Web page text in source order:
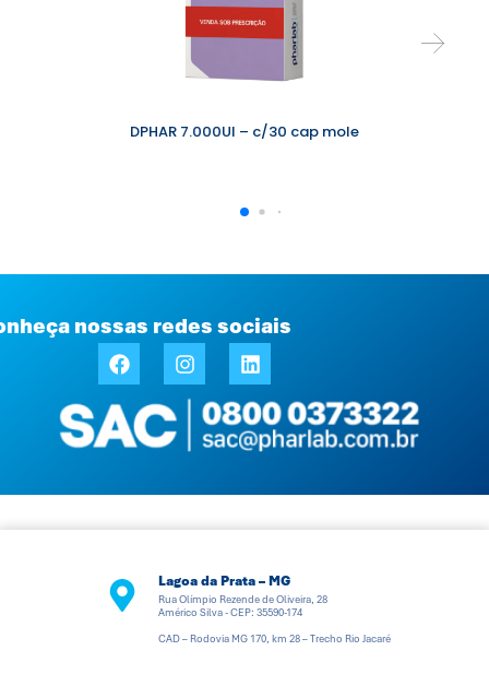
DPHAR 7.000UI – c/30 cap mole
nossas redes sociais
Lagoa da Prata – MG
Rua Olímpio Rezende de Oliveira, 28
Américo Silva - CEP: 35590-174
CAD – Rodovia MG 170, km 28 – Trecho Rio Jacaré